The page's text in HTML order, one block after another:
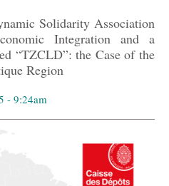
Solidarity Association
Integration and a
“TZCLD”: the Case of the
Region
- 9:24am